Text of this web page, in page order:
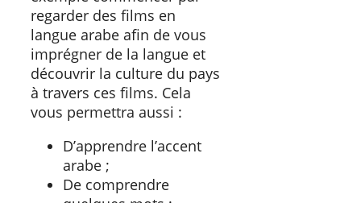
regarder des films en
langue arabe afin de vous
imprégner de la langue et
découvrir la culture du pays
à travers ces films. Cela
vous permettra aussi :
D’apprendre l’accent
arabe ;
De comprendre